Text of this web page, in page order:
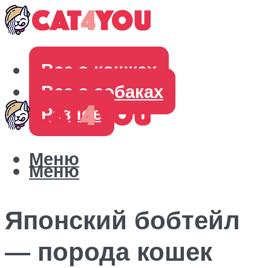
Все о кошках
Все о собаках
Разное
Меню
Меню
Японский бобтейл
— порода кошек